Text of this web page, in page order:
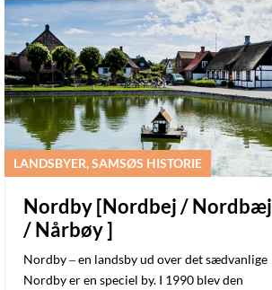
LANDSBYER, SAMSØS HISTORIE
Nordby [Nordbej / Nordbæj
/ Nårbøy ]
Nordby – en landsby ud over det sædvanlige
Nordby er en speciel by. I 1990 blev den